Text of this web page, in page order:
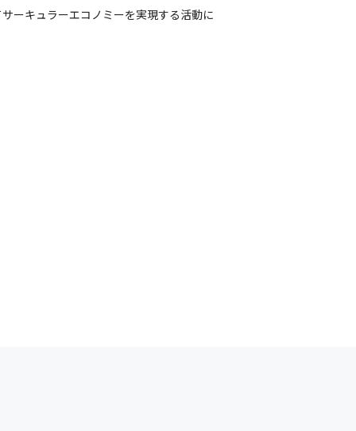
ーキュラーエコノミーを実現する活動に